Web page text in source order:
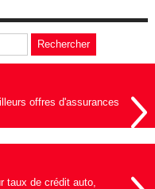
offres d'assurances
taux de crédit auto,